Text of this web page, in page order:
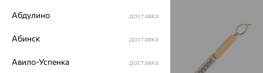
Абдулино доставка
Абинск доставка
Авило-Успенка доставка